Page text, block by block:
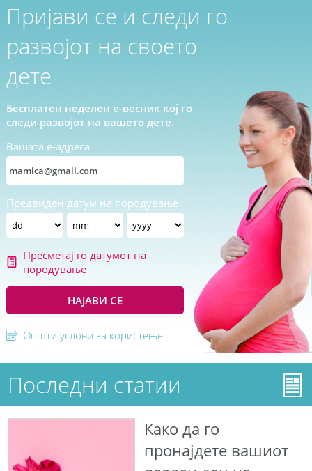
Пријави се и следи го
развојот на своето
дете
Бесплатен неделен е-весник кој го
следи развојот на вашето дете.
Вашата е-адреса
Предвиден датум на породување
Пресметај го датумот на
породување
НАЈАВИ СЕ
Општи услови за користење
Последни статии
Како да го
пронајдете вашиот